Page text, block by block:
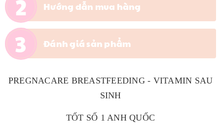
Hướng dẫn mua hàng
Đánh giá sản phẩm
PREGNACARE BREASTFEEDING - VITAMIN SAU
SINH
TỐT SỐ 1 ANH QUỐC